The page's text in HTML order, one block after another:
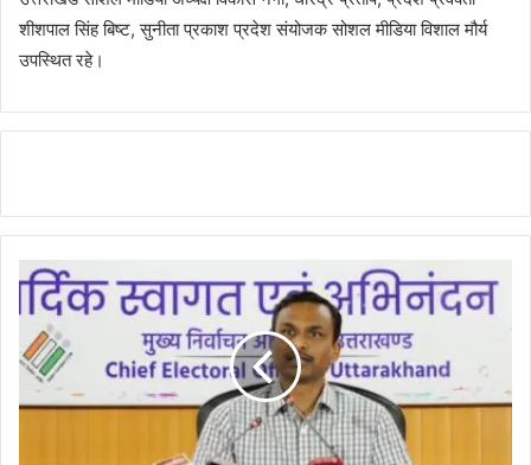
शीशपाल सिंह बिष्ट, सुनीता प्रकाश प्रदेश संयोजक सोशल मीडिया विशाल मौर्य
उपस्थित रहे।